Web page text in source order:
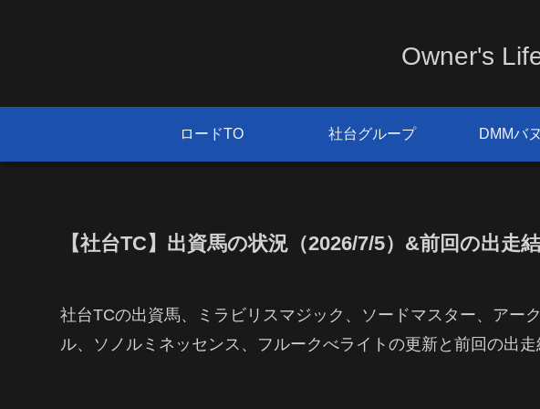
Owner's
ロードTO 社台グループ DMMバ
【社台TC】出資馬の状況（2026/7/5）&前回の出走
社台TCの出資馬、ミラビリスマジック、ソードマスター、アー
ル、ソノルミネッセンス、フルークべライトの更新と前回の出走